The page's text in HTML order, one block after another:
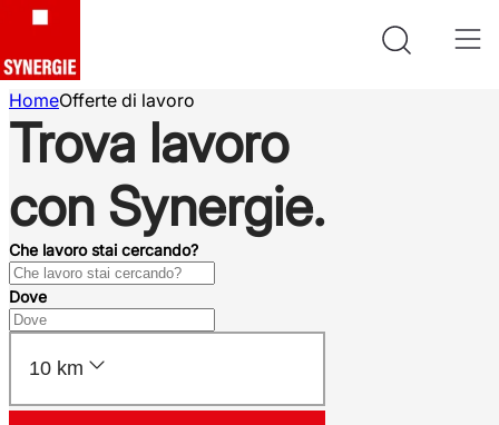
HomeOfferte di lavoro
Trova lavoro
con Synergie.
Che lavoro stai cercando?
Dove
10 km